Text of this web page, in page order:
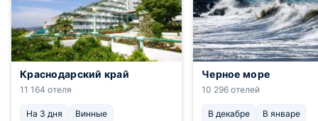
Краснодарский край
11 164 отеля
На 3 дня
Винные
Черное море
10 296 отелей
В декабре
В январе